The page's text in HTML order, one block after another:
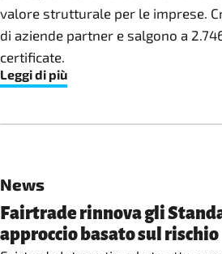
valore strutturale per le imprese.
di aziende partner e salgono a
certificate.
Leggi di più
News
Fairtrade rinnova gli
approccio basato sul rischio